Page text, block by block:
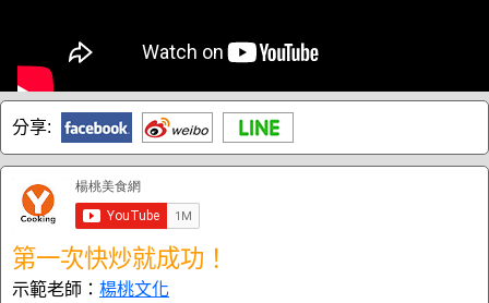
分享:
第一次快炒就成功！
示範老師： 楊桃文化